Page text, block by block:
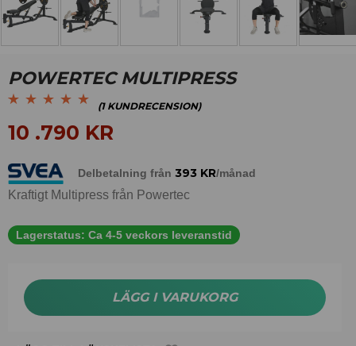
POWERTEC MULTIPRESS
5 baserat på
kundrecension
(1KUNDRECENSION)
10 .790 KR
Delbetalning från 393 KR/månad
Kraftigt Multipress från Powertec
Lagerstatus: Ca 4-5 veckors leveranstid
LÄGG I VARUKORG